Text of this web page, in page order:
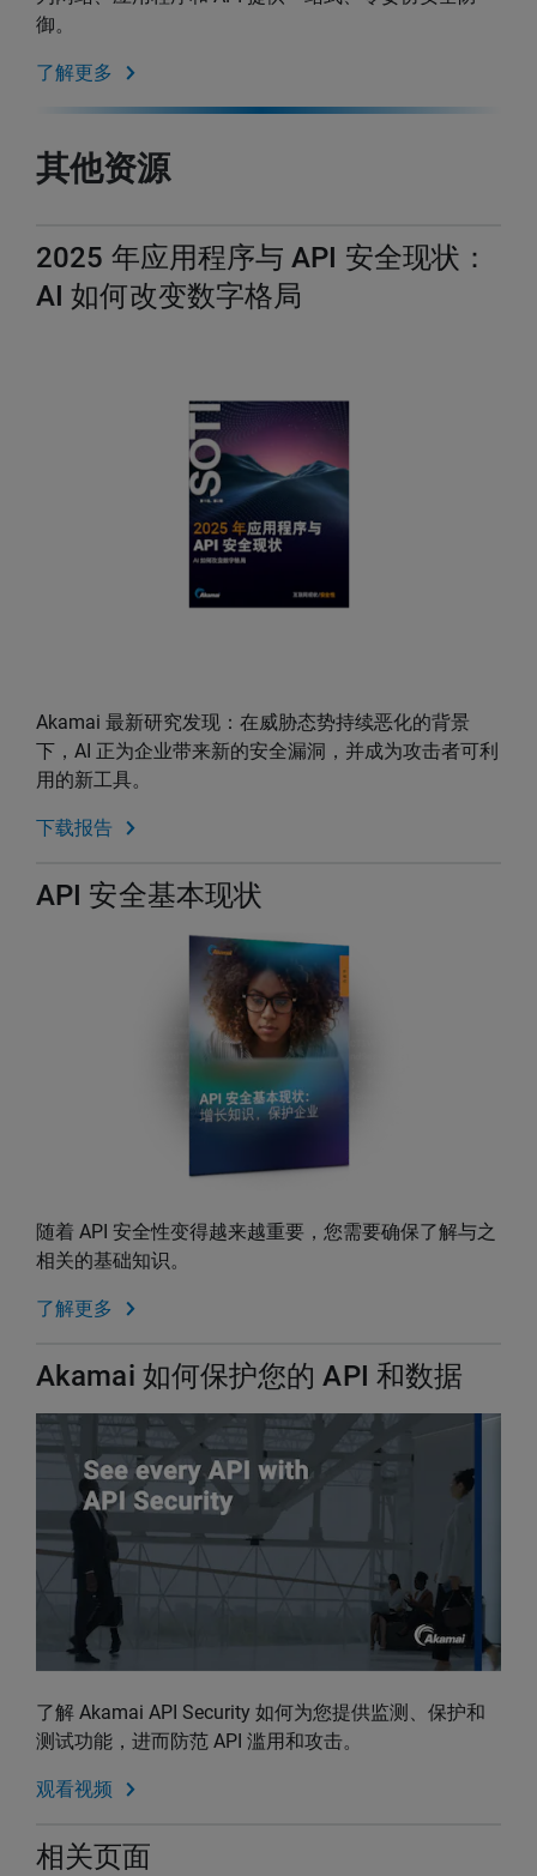
御。
了解更多
其他资源
2025 年应用程序与 API 安全现状：
AI 如何改变数字格局
Akamai 最新研究发现：在威胁态势持续恶化的背景
下，AI 正为企业带来新的安全漏洞，并成为攻击者可利
用的新工具。
下载报告
API 安全基本现状
随着 API 安全性变得越来越重要，您需要确保了解与之
相关的基础知识。
了解更多
Akamai 如何保护您的 API 和数据
了解 Akamai API Security 如何为您提供监测、保护和
测试功能，进而防范 API 滥用和攻击。
观看视频
相关页面